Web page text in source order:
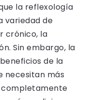
la reflexología
variedad de
crónico, la
Sin embargo, la
de la
necesitan más